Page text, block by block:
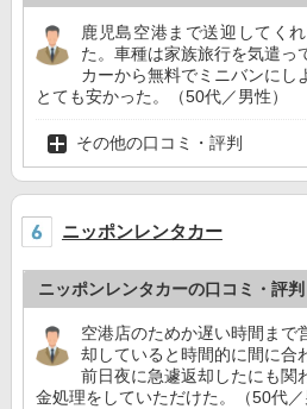
鹿児島空港まで送迎してく
た。車種は家族旅行を気遣っ
カーから無料でミニバンにし
とても安かった。（50代／男性）
その他の口コミ・評判
ニッポンレンタカー
ニッポンレンタカーの口コミ・評判
空港店のためか遅い時間まで
却していると時間的に間に合
前日夜に急遽返却したにも関
金処理をしていただけた。（50代／